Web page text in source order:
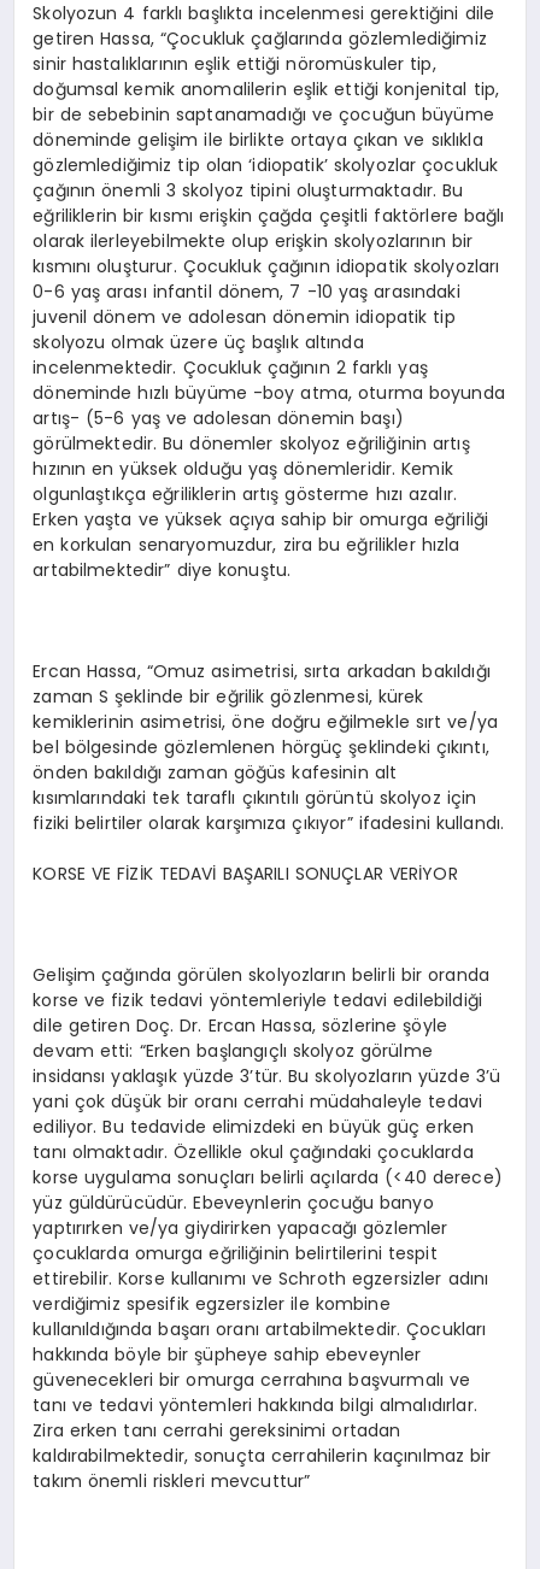
Skolyozun 4 farklı başlıkta incelenmesi gerektiğini dile
getiren Hassa, “Çocukluk çağlarında gözlemlediğimiz
sinir hastalıklarının eşlik ettiği nöromüskuler tip,
doğumsal kemik anomalilerin eşlik ettiği konjenital tip,
bir de sebebinin saptanamadığı ve çocuğun büyüme
döneminde gelişim ile birlikte ortaya çıkan ve sıklıkla
gözlemlediğimiz tip olan ‘idiopatik’ skolyozlar çocukluk
çağının önemli 3 skolyoz tipini oluşturmaktadır. Bu
eğriliklerin bir kısmı erişkin çağda çeşitli faktörlere bağlı
olarak ilerleyebilmekte olup erişkin skolyozlarının bir
kısmını oluşturur. Çocukluk çağının idiopatik skolyozları
0-6 yaş arası infantil dönem, 7 -10 yaş arasındaki
juvenil dönem ve adolesan dönemin idiopatik tip
skolyozu olmak üzere üç başlık altında
incelenmektedir. Çocukluk çağının 2 farklı yaş
döneminde hızlı büyüme -boy atma, oturma boyunda
artış- (5-6 yaş ve adolesan dönemin başı)
görülmektedir. Bu dönemler skolyoz eğriliğinin artış
hızının en yüksek olduğu yaş dönemleridir. Kemik
olgunlaştıkça eğriliklerin artış gösterme hızı azalır.
Erken yaşta ve yüksek açıya sahip bir omurga eğriliği
en korkulan senaryomuzdur, zira bu eğrilikler hızla
artabilmektedir” diye konuştu.
Ercan Hassa, “Omuz asimetrisi, sırta arkadan bakıldığı
zaman S şeklinde bir eğrilik gözlenmesi, kürek
kemiklerinin asimetrisi, öne doğru eğilmekle sırt ve/ya
bel bölgesinde gözlemlenen hörgüç şeklindeki çıkıntı,
önden bakıldığı zaman göğüs kafesinin alt
kısımlarındaki tek taraflı çıkıntılı görüntü skolyoz için
fiziki belirtiler olarak karşımıza çıkıyor” ifadesini kullandı.
KORSE VE FİZİK TEDAVİ BAŞARILI SONUÇLAR VERİYOR
Gelişim çağında görülen skolyozların belirli bir oranda
korse ve fizik tedavi yöntemleriyle tedavi edilebildiği
dile getiren Doç. Dr. Ercan Hassa, sözlerine şöyle
devam etti: “Erken başlangıçlı skolyoz görülme
insidansı yaklaşık yüzde 3’tür. Bu skolyozların yüzde 3’ü
yani çok düşük bir oranı cerrahi müdahaleyle tedavi
ediliyor. Bu tedavide elimizdeki en büyük güç erken
tanı olmaktadır. Özellikle okul çağındaki çocuklarda
korse uygulama sonuçları belirli açılarda (<40 derece)
yüz güldürücüdür. Ebeveynlerin çocuğu banyo
yaptırırken ve/ya giydirirken yapacağı gözlemler
çocuklarda omurga eğriliğinin belirtilerini tespit
ettirebilir. Korse kullanımı ve Schroth egzersizler adını
verdiğimiz spesifik egzersizler ile kombine
kullanıldığında başarı oranı artabilmektedir. Çocukları
hakkında böyle bir şüpheye sahip ebeveynler
güvenecekleri bir omurga cerrahına başvurmalı ve
tanı ve tedavi yöntemleri hakkında bilgi almalıdırlar.
Zira erken tanı cerrahi gereksinimi ortadan
kaldırabilmektedir, sonuçta cerrahilerin kaçınılmaz bir
takım önemli riskleri mevcuttur”